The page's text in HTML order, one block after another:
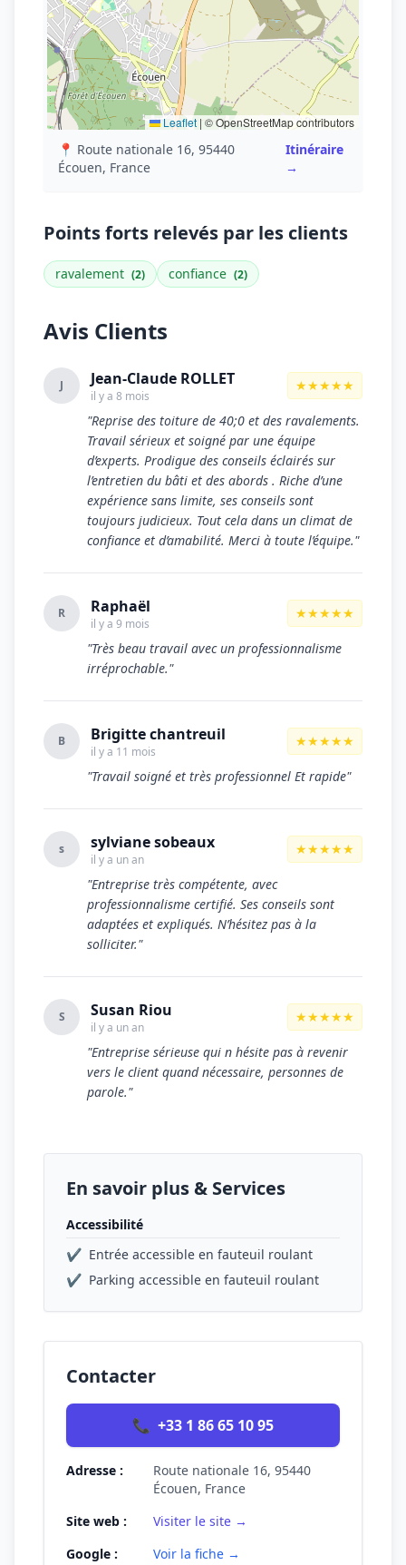
Leaflet | © OpenStreetMap contributors
📍 Route nationale 16, 95440
Écouen, France
Itinéraire
→
Points forts relevés par les clients
ravalement (2) confiance (2)
Avis Clients
J Jean-Claude ROLLET
il y a 8 mois
★★★★★
"Reprise des toiture de 40;0 et des ravalements.
Travail sérieux et soigné par une équipe
d’experts. Prodigue des conseils éclairés sur
l’entretien du bâti et des abords . Riche d’une
expérience sans limite, ses conseils sont
toujours judicieux. Tout cela dans un climat de
confiance et d’amabilité. Merci à toute l’équipe."
R Raphaël
il y a 9 mois
★★★★★
"Très beau travail avec un professionnalisme
irréprochable."
B Brigitte chantreuil
il y a 11 mois
★★★★★
"Travail soigné et très professionnel Et rapide"
s sylviane sobeaux
il y a un an
★★★★★
"Entreprise très compétente, avec
professionnalisme certifié. Ses conseils sont
adaptées et expliqués. N’hésitez pas à la
solliciter."
S Susan Riou
il y a un an
★★★★★
"Entreprise sérieuse qui n hésite pas à revenir
vers le client quand nécessaire, personnes de
parole."
En savoir plus & Services
Accessibilité
✔ Entrée accessible en fauteuil roulant
✔ Parking accessible en fauteuil roulant
Contacter
📞 +33 1 86 65 10 95
Adresse :
Route nationale 16, 95440
Écouen, France
Site web :
Visiter le site →
Google :
Voir la fiche →